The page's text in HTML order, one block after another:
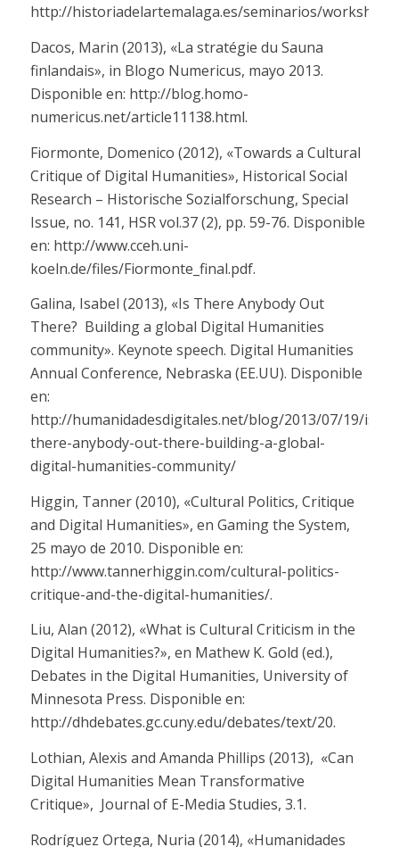
http://historiadelartemalaga.es/seminarios/
Dacos, Marin (2013), «La stratégie du Sauna
finlandais», in Blogo Numericus, mayo 2013.
Disponible en: http://blog.homo-
numericus.net/article11138.html.
Fiormonte, Domenico (2012), «Towards a Cultural
Critique of Digital Humanities», Historical Social
Research – Historische Sozialforschung, Special
Issue, no. 141, HSR vol.37 (2), pp. 59-76. Disponible
en: http://www.cceh.uni-
koeln.de/files/Fiormonte_final.pdf.
Galina, Isabel (2013), «Is There Anybody Out
There? Building a global Digital Humanities
community». Keynote speech. Digital Humanities
Annual Conference, Nebraska (EE.UU). Disponible
en:
http://humanidadesdigitales.net/blog/2013/07/19/is-
there-anybody-out-there-building-a-global-
digital-humanities-community/
Higgin, Tanner (2010), «Cultural Politics, Critique
and Digital Humanities», en Gaming the System,
25 mayo de 2010. Disponible en:
http://www.tannerhiggin.com/cultural-politics-
critique-and-the-digital-humanities/.
Liu, Alan (2012), «What is Cultural Criticism in the
Digital Humanities?», en Mathew K. Gold (ed.),
Debates in the Digital Humanities, University of
Minnesota Press. Disponible en:
http://dhdebates.gc.cuny.edu/debates/text/20.
Lothian, Alexis and Amanda Phillips (2013), «Can
Digital Humanities Mean Transformative
Critique», Journal of E-Media Studies, 3.1.
Rodríguez Ortega, Nuria (2014), «Humanidades